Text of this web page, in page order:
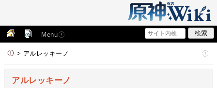
Menu
> アルレッキーノ
アルレッキーノ